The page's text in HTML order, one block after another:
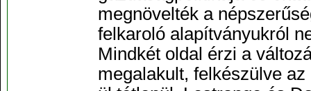
megnövelték a
felkaroló alapítványukról
Mindkét oldal érzi a
megalakult, felkészülve